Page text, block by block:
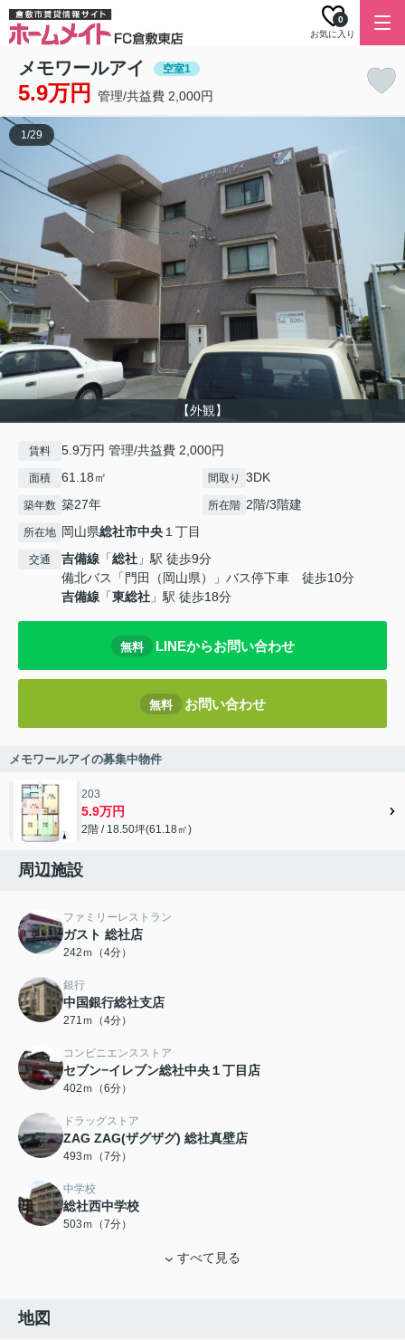
お気に入り
0
メモワールアイ 空室1
5.9万円 管理/共益費 2,000円
【外観】
1/29
賃料 5.9万円 管理/共益費 2,000円
面積 61.18㎡ 間取り 3DK
築年数 築27年 所在階 2階/3階建
所在地 岡山県総社市中央１丁目
交通 吉備線 「総社 」駅 徒歩9分
備北バス「門田（岡山県）」バス停下車 徒歩10分
吉備線 「東総社 」駅 徒歩18分
無料 LINEからお問い合わせ
無料 お問い合わせ
メモワールアイの募集中物件
203
5.9万円
2階 / 18.50坪(61.18㎡)
周辺施設
ファミリーレストラン
ガスト 総社店
242ｍ（4分）
銀行
中国銀行総社支店
271ｍ（4分）
コンビニエンスストア
セブン−イレブン総社中央１丁目店
402ｍ（6分）
ドラッグストア
ZAG ZAG(ザグザグ) 総社真壁店
493ｍ（7分）
中学校
総社西中学校
503ｍ（7分）
すべて見る
地図